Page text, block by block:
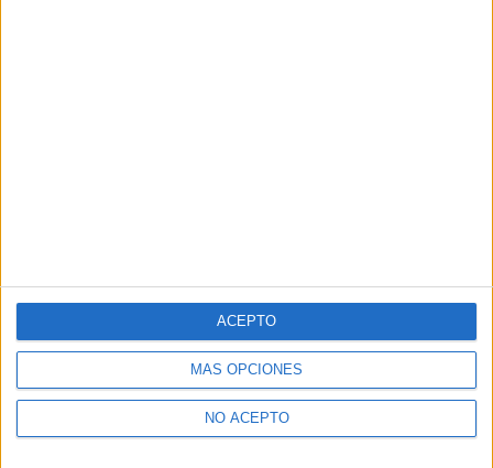
MÁS OPCIONES
NO ACEPTO
ACEPTO